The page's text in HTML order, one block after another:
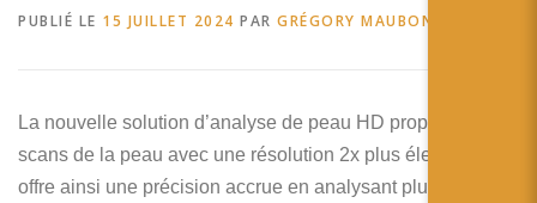
English
Deutsch
简体中文
PUBLIÉ LE 15 JUILLET 2024 PAR GRÉGORY MAUBON
La nouvelle solution d’analyse de peau HD propose des
scans de la peau avec une résolution 2x plus élevée et
offre ainsi une précision accrue en analysant plus de